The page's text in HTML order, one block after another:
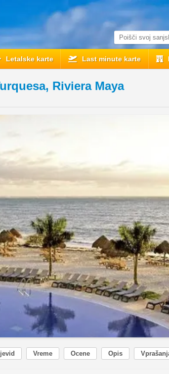
Letalske karte Last minute karte
Riviera Maya
Vreme Ocene Opis